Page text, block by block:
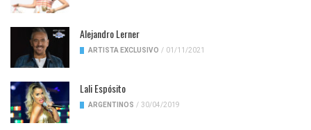
Alejandro Lerner
ARTISTA EXCLUSIVO / 01/11/2021
Lali Espósito
ARGENTINOS / 30/04/2019